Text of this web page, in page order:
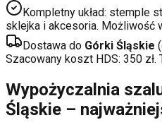
Kompletny układ: stemple
sklejka i akcesoria. Możliwość
Dostawa do Górki Śląskie
Szacowany koszt HDS: 350 zł.
Wypożyczalnia
Śląskie –